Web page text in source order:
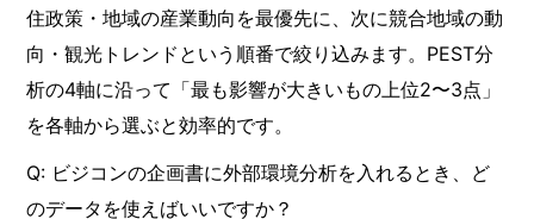
住政策・地域の産業動向を最優先に、次に競合地域の動
向・観光トレンドという順番で絞り込みます。PEST分
析の4軸に沿って「最も影響が大きいもの上位2〜3点」
を各軸から選ぶと効率的です。
Q: ビジコンの企画書に外部環境分析を入れるとき、ど
のデータを使えばいいですか？